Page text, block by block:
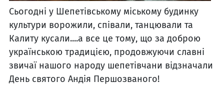
Сьогодні у Шепетівському міському будинку
культури ворожили, співали, танцювали та
Калиту кусали....а все це тому, що за доброю
українською традицією, продовжуючи славні
звичаї нашого народу шепетівчани відзначали
День святого Андія Першозваного!